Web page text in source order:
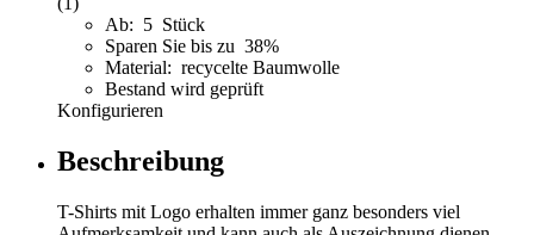
Ab: 5 Stück
Sparen Sie bis zu 38%
Material: recycelte Baumwolle
Bestand wird geprüft
Konfigurieren
Beschreibung
T-Shirts mit Logo erhalten immer ganz besonders viel